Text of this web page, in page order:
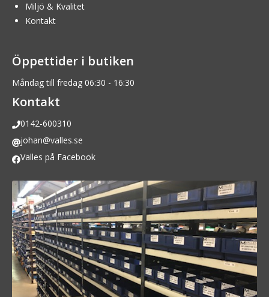
Miljö & Kvalitet
Kontakt
Öppettider i butiken
Måndag till fredag 06:30 - 16:30
Kontakt
0142-600310
johan@valles.se
Valles på Facebook